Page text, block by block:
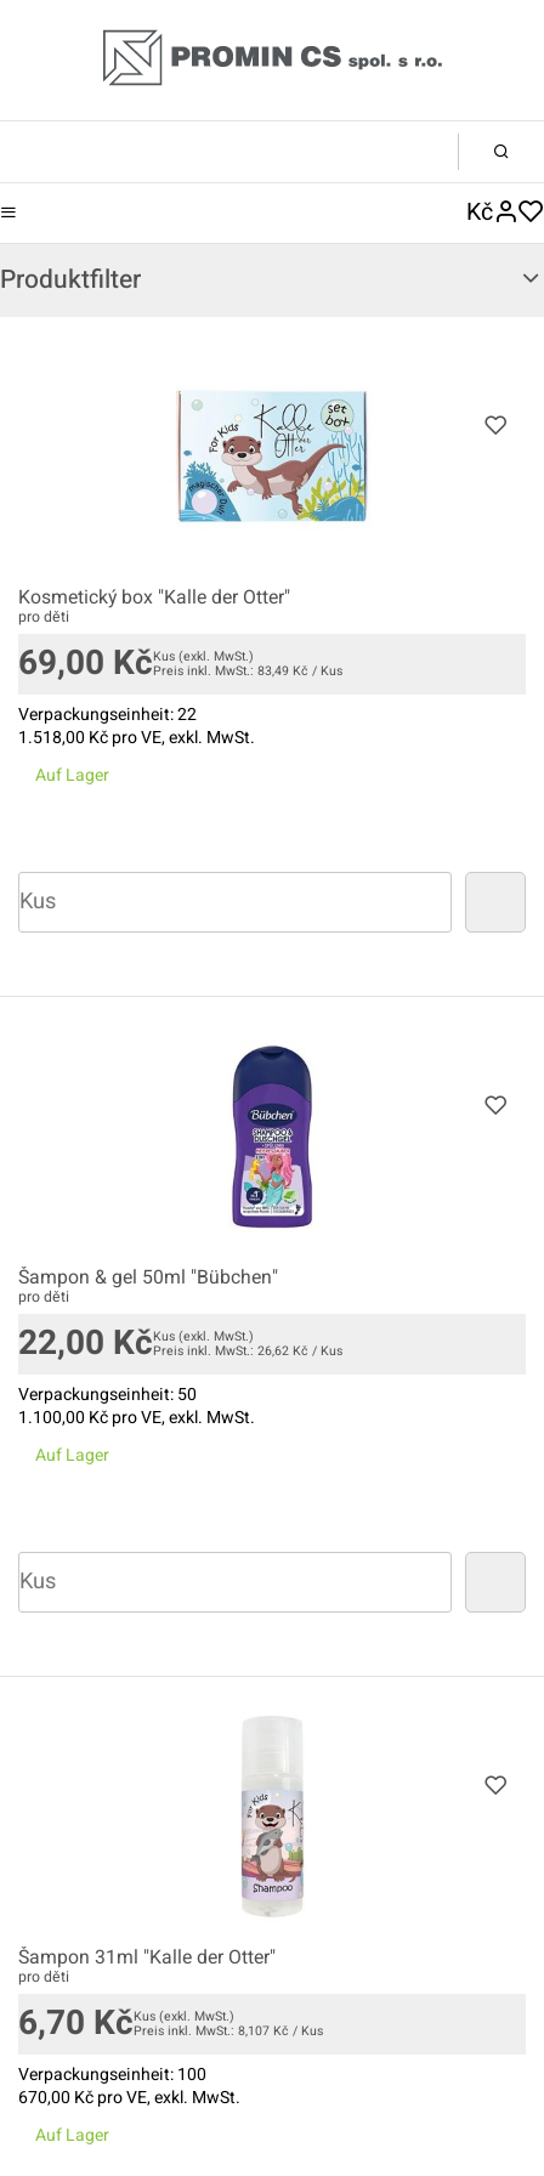
Kč
Produktfilter
Kosmetický box "Kalle der Otter"
pro děti
69,00 KčKus (exkl. MwSt.)
Preis inkl. MwSt.: 83,49 Kč / Kus
Verpackungseinheit:22
1.518,00 Kč pro VE, exkl. MwSt.
Auf Lager
Šampon & gel 50ml "Bübchen"
pro děti
22,00 KčKus (exkl. MwSt.)
Preis inkl. MwSt.: 26,62 Kč / Kus
Verpackungseinheit:50
1.100,00 Kč pro VE, exkl. MwSt.
Auf Lager
Šampon 31ml "Kalle der Otter"
pro děti
6,70 KčKus (exkl. MwSt.)
Preis inkl. MwSt.: 8,107 Kč / Kus
Verpackungseinheit:100
670,00 Kč pro VE, exkl. MwSt.
Auf Lager